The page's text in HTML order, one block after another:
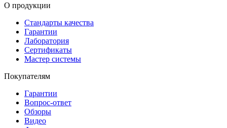
О продукции
Стандарты качества
Гарантии
Лаборатория
Сертификаты
Мастер системы
Покупателям
Гарантии
Вопрос-ответ
Обзоры
Видео